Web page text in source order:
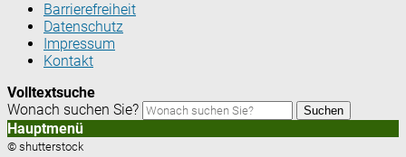
Barrierefreiheit
Datenschutz
Impressum
Kontakt
Volltextsuche
Wonach suchen Sie?
Suchen
Hauptmenü
© shutterstock